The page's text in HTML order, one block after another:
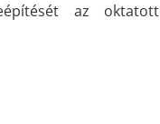
az oktatott